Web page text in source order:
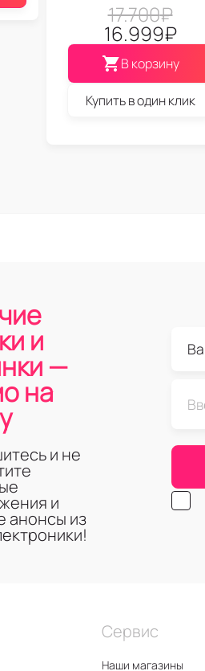
17.700₽
16.999₽
В корзину
Купить в один клик
и
—
на
и не
и
анонсы из
Сервис
Наши магазины